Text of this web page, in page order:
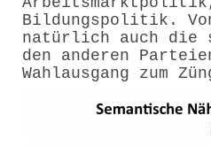
Bildungspolitik.
natürlich auch die
den anderen
Wahlausgang zum